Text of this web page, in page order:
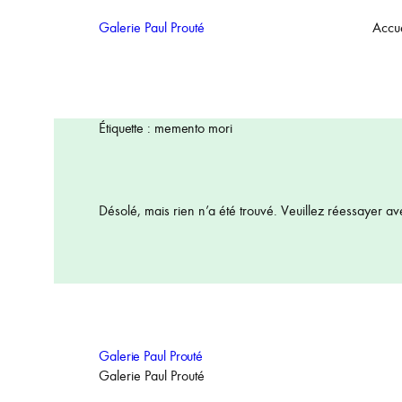
Galerie Paul Prouté
Étiquette : memento mori
Désolé, mais rien n’a été trouvé. Veuillez réessayer
Galerie Paul Prouté
Galerie Paul Prouté